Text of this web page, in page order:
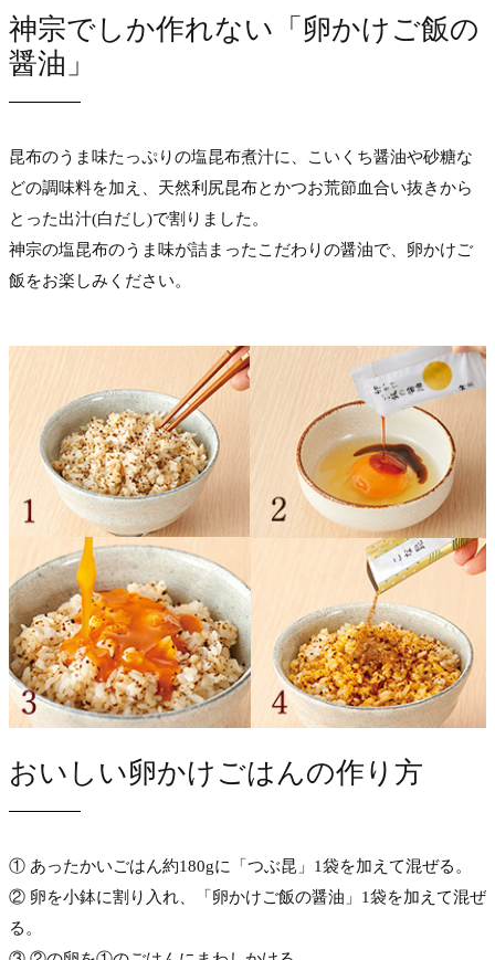
神宗でしか作れない「卵かけご飯の
醤油」
昆布のうま味たっぷりの塩昆布煮汁に、こいくち醤油や砂糖な
どの調味料を加え、天然利尻昆布とかつお荒節血合い抜きから
とった出汁(白だし)で割りました。
神宗の塩昆布のうま味が詰まったこだわりの醤油で、卵かけご
飯をお楽しみください。
おいしい卵かけごはんの作り方
① あったかいごはん約180gに「つぶ昆」1袋を加えて混ぜる。
② 卵を小鉢に割り入れ、「卵かけご飯の醤油」1袋を加えて混ぜ
る。